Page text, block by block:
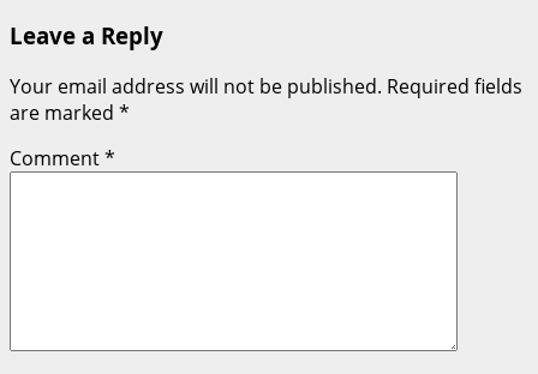
Leave a Reply
Your email address will not be published. Required fields
are marked *
Comment*